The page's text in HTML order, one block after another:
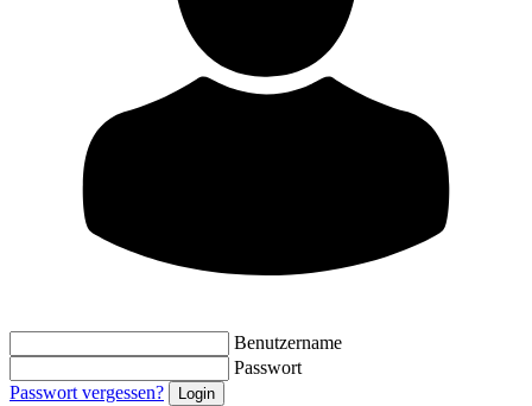
Benutzername
Passwort
Passwort vergessen?